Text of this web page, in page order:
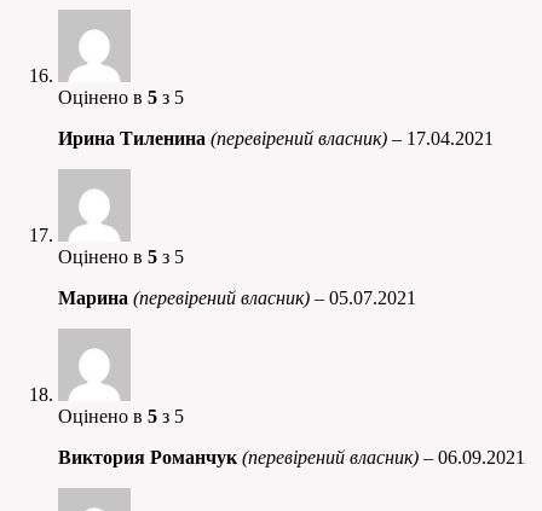
Оцінено в 5 з 5
Ирина Тиленина (перевірений власник) – 17.04.2021
Оцінено в 5 з 5
Марина (перевірений власник) – 05.07.2021
Оцінено в 5 з 5
Виктория Романчук(перевірений власник) – 06.09.2021